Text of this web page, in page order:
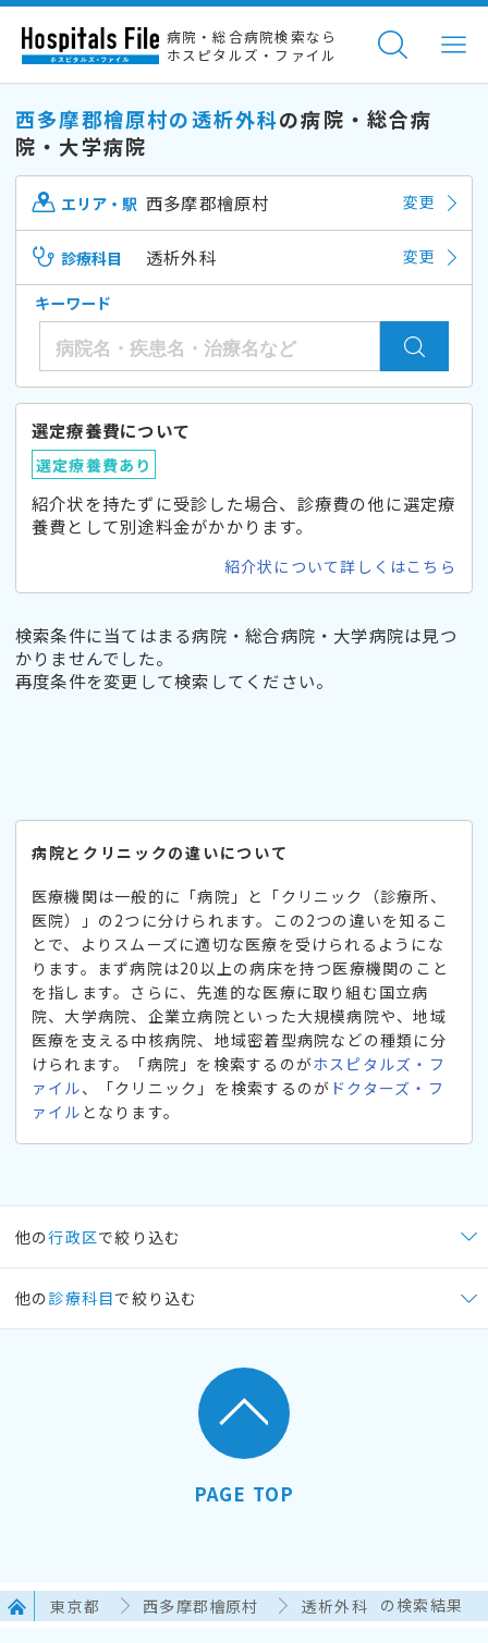
病院・総合病院検索なら
ホスピタルズ・ファイル
西多摩郡檜原村の透析外科の病院・総合病
院・大学病院
エリア・駅 西多摩郡檜原村 変更
診療科目 透析外科 変更
キーワード
選定療養費について
選定療養費あり
紹介状を持たずに受診した場合、診療費の他に選定療
養費として別途料金がかかります。
紹介状について詳しくはこちら
検索条件に当てはまる病院・総合病院・大学病院は見つ
かりませんでした。
再度条件を変更して検索してください。
病院とクリニックの違いについて
医療機関は一般的に「病院」と「クリニック（診療所、
医院）」の2つに分けられます。この2つの違いを知るこ
とで、よりスムーズに適切な医療を受けられるようにな
ります。まず病院は20以上の病床を持つ医療機関のこと
を指します。さらに、先進的な医療に取り組む国立病
院、大学病院、企業立病院といった大規模病院や、地域
医療を支える中核病院、地域密着型病院などの種類に分
けられます。「病院」を検索するのがホスピタルズ・フ
ァイル、「クリニック」を検索するのが ドクターズ・フ
ァイル となります。
他の行政区で絞り込む
他の 診療科目で絞り込む
PAGE TOP
東京都 西多摩郡檜原村 透析外科 の検索結果